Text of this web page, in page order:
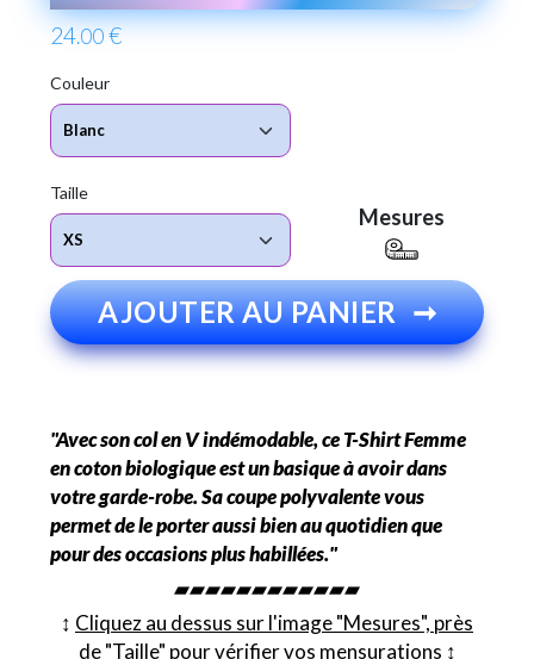
24.00 €
Couleur
Taille
Mesures
AJOUTER AU PANIER ➞
"Avec son col en V indémodable, ce T-Shirt Femme
en coton biologique est un basique à avoir dans
votre garde-robe. Sa coupe polyvalente vous
permet de le porter aussi bien au quotidien que
pour des occasions plus habillées."
▰▰▰▰▰▰▰▰▰▰▰▰
↕︎ Cliquez au dessus sur l'image "Mesures", près
de "Taille" pour vérifier vos mensurations ↕︎